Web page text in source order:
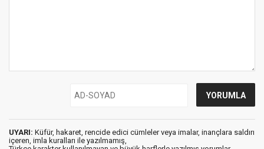
UYARI: Küfür, hakaret, rencide edici cümleler veya imalar, inançlara saldırı
içeren, imla kuralları ile yazılmamış,